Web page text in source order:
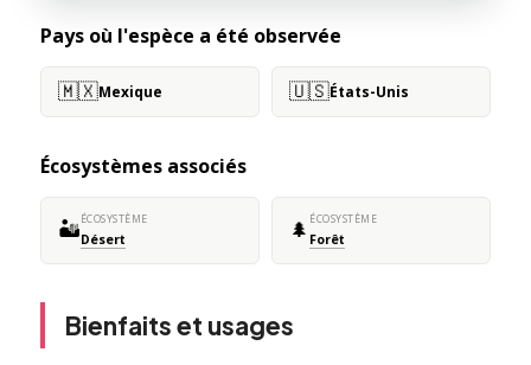
Pays où l'espèce a été observée
🇲🇽Mexique 🇺🇸États-Unis
Écosystèmes associés
🏜️ÉCOSYSTÈME
Désert 🌲 ÉCOSYSTÈME
Forêt
Bienfaits et usages